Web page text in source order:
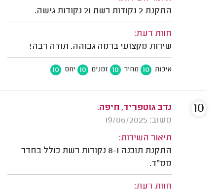
התקנת 2 נקודות רשת ו2 נקודות גישה.
חוות דעת:
שירות מקצועי ברמה גבוהה. תודה רבה!
איכות 10 מחיר 10 זמנים 10 יחס 10
נדב גוטפריד, חיפה.
משוב: 19/06/2025
תיאור השירות:
התקנת תוכנה ו-8 נקודות רשת כולל בחדר
ממ"ד.
חוות דעת:
10